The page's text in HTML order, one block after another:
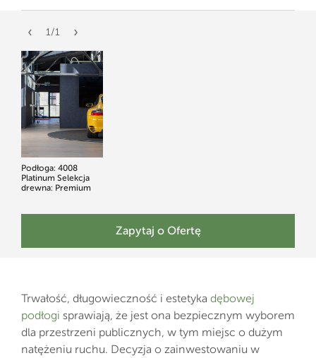
1/1
Podłoga: 4008
Platinum Selekcja
drewna: Premium
Zapytaj o Ofertę
Trwałość, długowieczność i estetyka dębowej
podłogi sprawiają, że jest ona bezpiecznym wyborem
dla przestrzeni publicznych, w tym miejsc o dużym
natężeniu ruchu. Decyzja o zainwestowaniu w